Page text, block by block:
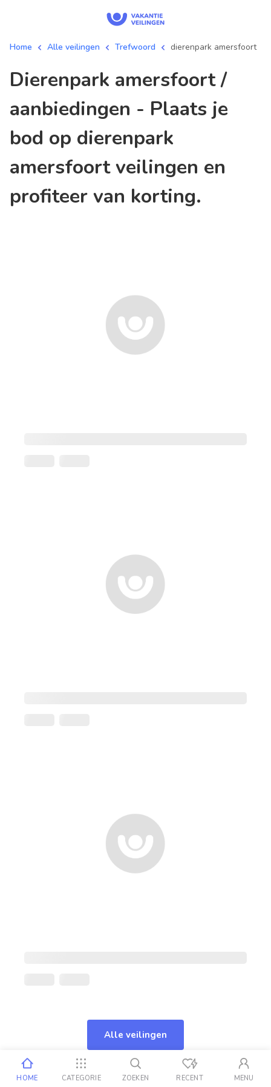
Home Alle veilingen Trefwoord dierenpark amersfoort
dierenpark amersfoort /
aanbiedingen - Plaats je
bod op dierenpark
amersfoort veilingen en
profiteer van korting.
Alle veilingen
HOME CATEGORIE ZOEKEN RECENT MENU